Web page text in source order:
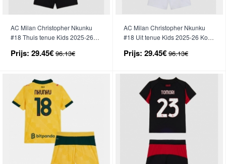
AC Milan Christopher Nkunku
#18 Thuis tenue Kids 2025-26
Prijs: 29.45€ 96.13€
AC Milan Christopher Nkunku
#18 Uit tenue Kids 2025-26 Korte
Prijs: 29.45€ 96.13€